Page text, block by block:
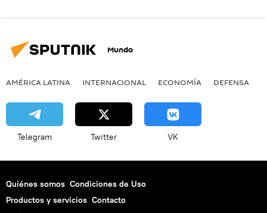
Mundo
AMÉRICA LATINA INTERNACIONAL ECONOMÍA DEFENSA
Telegram Twitter VK
Quiénes somos Condiciones de Uso
Productos y servicios Contacto